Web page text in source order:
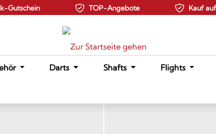
Gutschein TOP-Angebote Kauf
Darts Shafts Flights